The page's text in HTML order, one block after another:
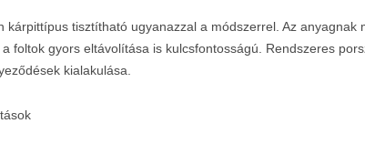
kárpittípus tisztítható ugyanazzal a módszerrel. Az anyagnak
foltok gyors eltávolítása is kulcsfontosságú. Rendszeres
kialakulása.